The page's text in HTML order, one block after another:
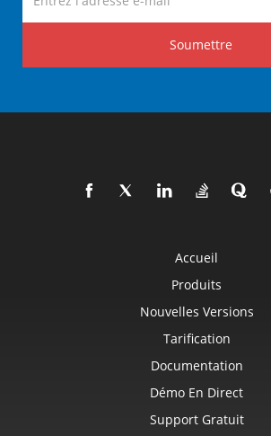
Soumettre
Accueil
Produits
Nouvelles Versions
Tarification
Documentation
Démo En Direct
Support Gratuit